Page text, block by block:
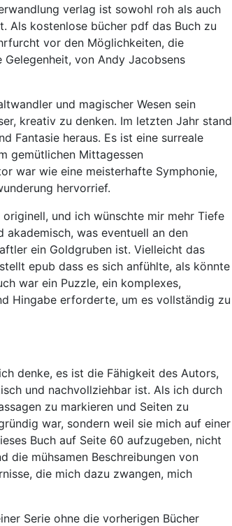
verlag ist sowohl roh als auch
Als kostenlose bücher pdf das Buch zu
vor den Möglichkeiten, die
von Andy Jacobsens
und magischer Wesen sein
kreativ zu denken. Im letzten Jahr stand
Fantasie heraus. Es ist eine surreale
gemütlichen Mittagessen
war wie eine meisterhafte Symphonie,
hervorrief.
und ich wünschte mir mehr Tiefe
was eventuell an den
ein Goldgruben ist. Vielleicht das
epub dass es sich anfühlte, als könnte
war ein Puzzle, ein komplexes,
Hingabe erforderte, um es vollständig zu
denke, es ist die Fähigkeit des Autors,
und nachvollziehbar ist. Als ich durch
zu markieren und Seiten zu
war, sondern weil sie mich auf einer
Buch auf Seite 60 aufzugeben, nicht
die mühsamen Beschreibungen von
die mich dazu zwangen, mich
Serie ohne die vorherigen Bücher